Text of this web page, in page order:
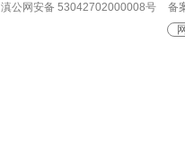
滇公网安备 53042702000008号
备